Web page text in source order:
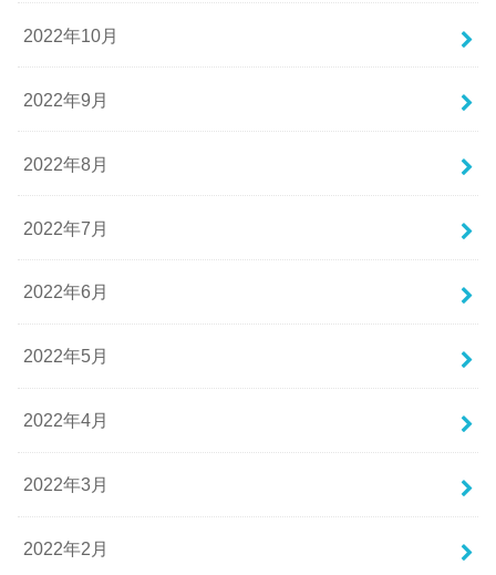
2022年10月
2022年9月
2022年8月
2022年7月
2022年6月
2022年5月
2022年4月
2022年3月
2022年2月